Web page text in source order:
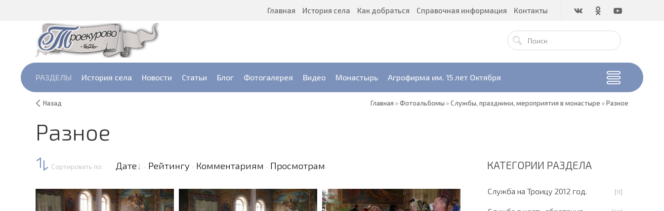
Главная История села Как добраться Справочная информация Контакты
РАЗДЕЛЫ История села Новости Cтатьи Блог Фотогалерея Видео Монастырь Агрофирма им. 15 лет Октября
Назад Главная »Фотоальбомы »Службы, праздники, мероприятия в монастыре »Разное
Разное
Сортировать по: Дате · Рейтингу · Комментариям · Просмотрам КАТЕГОРИИ РАЗДЕЛА
Служба на Троицу 2012 год. [11]